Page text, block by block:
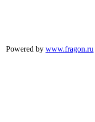
Powered by www.fragon.ru